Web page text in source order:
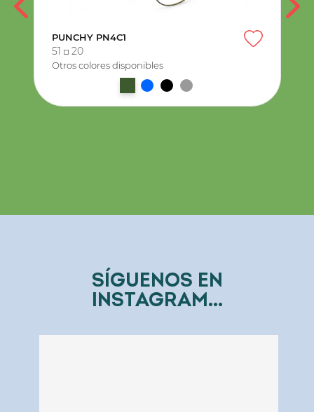
PUNCHY PN4C1
51 20
Otros colores disponibles
SÍGUENOS EN
INSTAGRAM...